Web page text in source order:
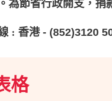
為節省行政開支，捐
: 香港- (852)3120
格